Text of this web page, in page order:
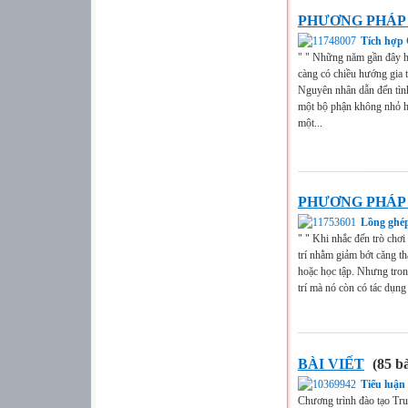
PHƯƠNG
Tích hợp
" " Những năm gần đây
càng có chiều hướng gia
Nguyên nhân dẫn đến
một bộ phận không nhỏ
một...
PHƯƠNG
Lồng
" " Khi nhắc đến trò chơi
trí nhằm giảm bớt căng
hoặc học tập. Nhưng
trí mà nó còn có tác
BÀI VIẾT (85
Tiểu
Chương trình đào tạo